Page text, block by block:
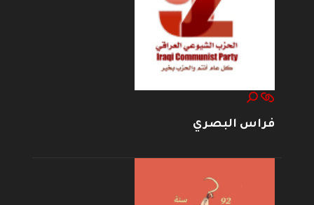
فراس البصري